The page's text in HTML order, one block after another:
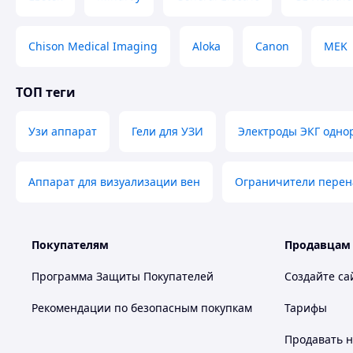
Диаметр крыльчатки:
Дальность струи воздухоохладителя: 10 м*
Конденсатор: 0,135 кВт
Номинальный: 2,8 А
Количество вентиляторов воздухоохладителя: 1
Опции (заказываются отдельно):
Chison Medical Imaging Aloka Canon MEK
ТОП теги
Узи аппарат Гели для УЗИ Электроды ЭКГ
Аппарат для визуализации вен Ограничители
Покупателям
Программа Защиты Покупателей
Рекомендации по безопасным покупкам
Продавцам
Создайте
Тарифы
Продавать